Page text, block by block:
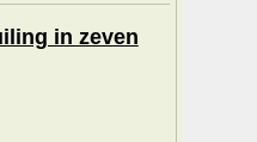
in zeven